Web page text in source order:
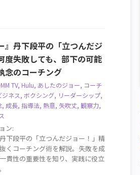
』丹下段平の「立つんだジ
度失敗しても、部下の可能
念のコーチング
TV, Hulu, あしたのジョー, コーチ
ジネス, ボクシング, リーダーシップ,
, 成長, 指導法, 熱意, 矢吹丈, 観察力,
ン:
下段平の「立つんだジョー！」精
くコーチング術を解説。失敗を成
貫性の重要性を知り、実践に役立